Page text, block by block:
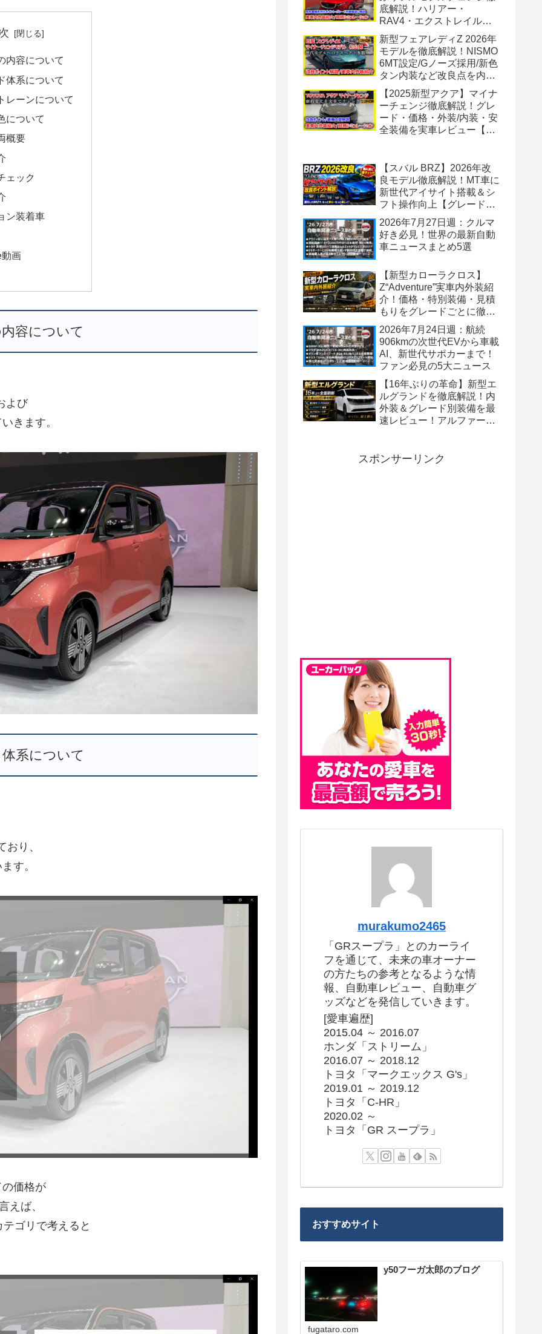
内容について
体系について
レーンについて
について
概要
ェック
ン装着車
画
容について
よび
きます。
系について
り、
す。
価格が
えば、
ゴリで考えると
底解説！ハリアー・
RAV4・エクストレイルと
徹底比較で見えたマツダの
神コスパ！グレード別の違
い・見積もりシミュレーシ
ョン【SUV】
新型フェアレディZ 2026年
モデルを徹底解説！NISMO
6MT設定/Gノーズ採用/新色
タン内装など改良点を内外
装紹介【日産】
【2025新型アクア】マイナ
ーチェンジ徹底解説！グレ
ード・価格・外装/内装・安
全装備を実車レビュー【ト
【スバル BRZ】2026年改
良モデル徹底解説！MT車に
新世代アイサイト搭載＆シ
フト操作向上【グレード別
価格/見積り】
2026年7月27日週：クルマ
好き必見！世界の最新自動
車ニュースまとめ5選
【新型カローラクロス】
Z“Adventure”実車内外装紹
介！価格・特別装備・見積
もりをグレードごとに徹底
解説【2026年改良】
【TOYOTA】【GR
SPORT】
2026年7月24日週：航続
906kmの次世代EVから車載
AI、新世代サポカーまで！
ファン必見の5大ニュース
【16年ぶりの革命】新型エ
ルグランドを徹底解説！内
外装＆グレード別装備を最
速レビュー！アルファード
とは【日産フラッグシップ
スポンサーリンク
murakumo2465
「GRスープラ」とのカーライ
フを通じて、未来の車オーナー
の方たちの参考となるような情
報、自動車レビュー、自動車グ
ッズなどを発信していきます。
[愛車遍歴]
2015.04 ～ 2016.07
ホンダ「ストリーム」
2016.07 ～ 2018.12
トヨタ「マークエックス G's」
2019.01 ～ 2019.12
トヨタ「C-HR」
2020.02 ～
トヨタ「GR スープラ」
おすすめサイト
y50フーガ太郎のブログ
fugataro.com